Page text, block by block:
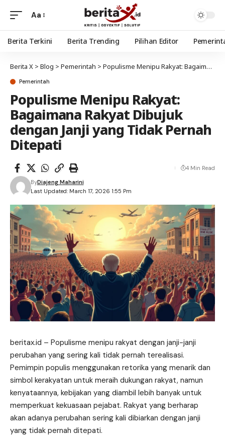
Aa
Berita Terkini Berita Trending Pilihan Editor
Berita X > Blog > Pemerintah > Populisme Menipu Rakyat: Bagaimana Rakyat Dibujuk dengan Janji yang Tidak Pernah Ditepati
Pemerintah
Populisme Menipu Rakyat:
Bagaimana Rakyat Dibujuk
dengan Janji yang Tidak Pernah
Ditepati
Last Updated: March 17, 2026 1:55 Pm
ByDiajeng Maharini
4 Min Read
beritax.id – Populisme menipu rakyat dengan janji-janji
perubahan yang sering kali tidak pernah terealisasi.
Pemimpin populis menggunakan retorika yang menarik dan
simbol kerakyatan untuk meraih dukungan rakyat, namun
kenyataannya, kebijakan yang diambil lebih banyak untuk
memperkuat kekuasaan pejabat. Rakyat yang berharap
akan adanya perubahan sering kali dibiarkan dengan janji
yang tidak pernah ditepati.